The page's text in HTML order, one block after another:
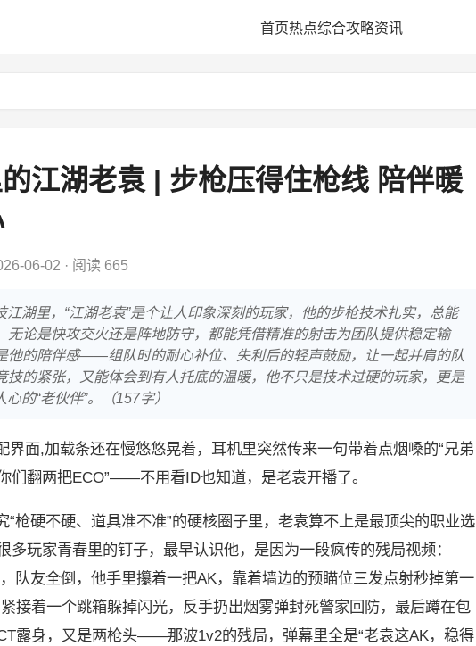
首页热点综合攻略资讯
江湖老袁 | 步枪压得住枪线 陪伴暖
06-02 · 阅读 665
江湖里，“江湖老袁”是个让人印象深刻的玩家，他的步枪技术扎实，总能
无论是快攻交火还是阵地防守，都能凭借精准的射击为团队提供稳定输
他的陪伴感——组队时的耐心补位、失利后的轻声鼓励，让一起并肩的队
技的紧张，又能体会到有人托底的温暖，他不只是技术过硬的玩家，更是
的“老伙伴”。（157字）
界面,加载条还在慢悠悠晃着，耳机里突然传来一句带着点烟嗓的“兄弟
们翻两把ECO”——不用看ID也知道，是老袁开播了。
“枪硬不硬、道具准不准”的硬核圈子里，老袁算不上是最顶尖的职业选
多玩家青春里的钉子，最早认识他，是因为一段疯传的残局视频：
队友全倒，他手里攥着一把AK，靠着墙边的预瞄位三发点射秒掉第一
接着一个跳箱躲掉闪光，反手扔出烟雾弹封死警家回防，最后蹲在包
露身，又是两枪头——那波1v2的残局，弹幕里全是“老袁这AK，稳得